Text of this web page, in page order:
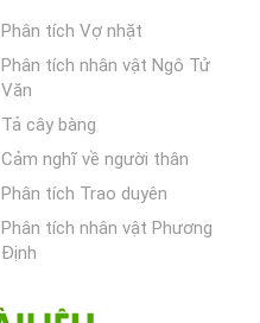
Phân tích Vợ nhặt
Phân tích nhân vật Ngô Tử
Văn
Tả cây bàng
Cảm nghĩ về người thân
Phân tích Trao duyên
Phân tích nhân vật Phương
Định